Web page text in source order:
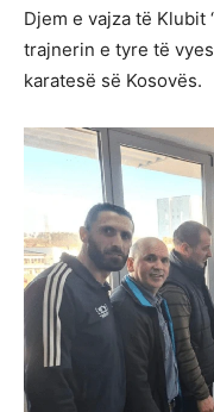
Djem e vajza të Klubit
trajnerin e tyre të
karatesë së Kosovës.